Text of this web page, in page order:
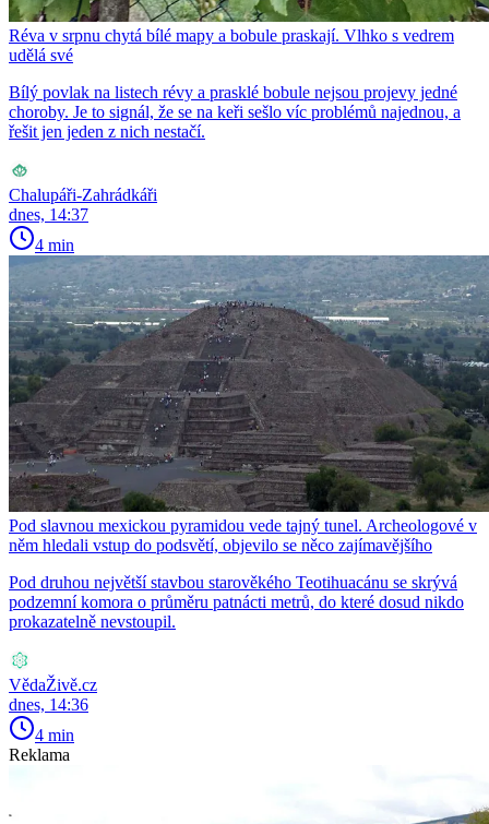
Réva v srpnu chytá bílé mapy a bobule praskají. Vlhko s vedrem
udělá své
Bílý povlak na listech révy a prasklé bobule nejsou projevy jedné
choroby. Je to signál, že se na keři sešlo víc problémů najednou, a
řešit jen jeden z nich nestačí.
Chalupáři-Zahrádkáři
dnes, 14:37
4 min
Pod slavnou mexickou pyramidou vede tajný tunel. Archeologové v
něm hledali vstup do podsvětí, objevilo se něco zajímavějšího
Pod druhou největší stavbou starověkého Teotihuacánu se skrývá
podzemní komora o průměru patnácti metrů, do které dosud nikdo
prokazatelně nevstoupil.
VědaŽivě.cz
dnes, 14:36
4 min
Reklama